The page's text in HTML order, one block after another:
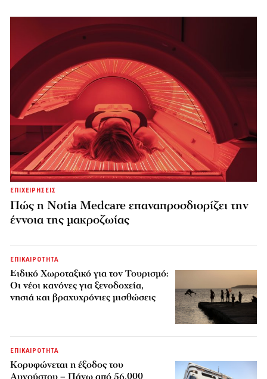
ΕΠΙΧΕΙΡΗΣΕΙΣ
Πώς η Notia Medcare επαναπροσδιορίζει την
έννοια της μακροζωίας
ΕΠΙΚΑΙΡΟΤΗΤΑ
Ειδικό Χωροταξικό για τον Τουρισμό:
Οι νέοι κανόνες για ξενοδοχεία,
νησιά και βραχυχρόνιες μισθώσεις
ΕΠΙΚΑΙΡΟΤΗΤΑ
Κορυφώνεται η έξοδος του